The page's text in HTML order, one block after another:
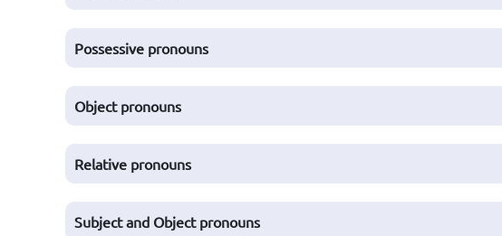
Possessive pronouns
Object pronouns
Relative pronouns
Subject and Object pronouns